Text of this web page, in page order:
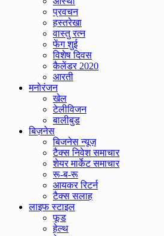
प्रवचन
हस्तरेखा
वास्तु रत्न
फेंग शुई
विशेष दिवस
कैलेंडर 2020
आरती
मनोरंजन
खेल
टेलीविजन
बालीबुड
बिज़नेस
बिजनेस न्यूज़
टैक्स निवेश समाचार
शेयर मार्केट समाचार
रू-ब-रू
आयकर रिटर्न
टैक्स सलाह
लाइफ स्टाइल
फूड
हेल्थ